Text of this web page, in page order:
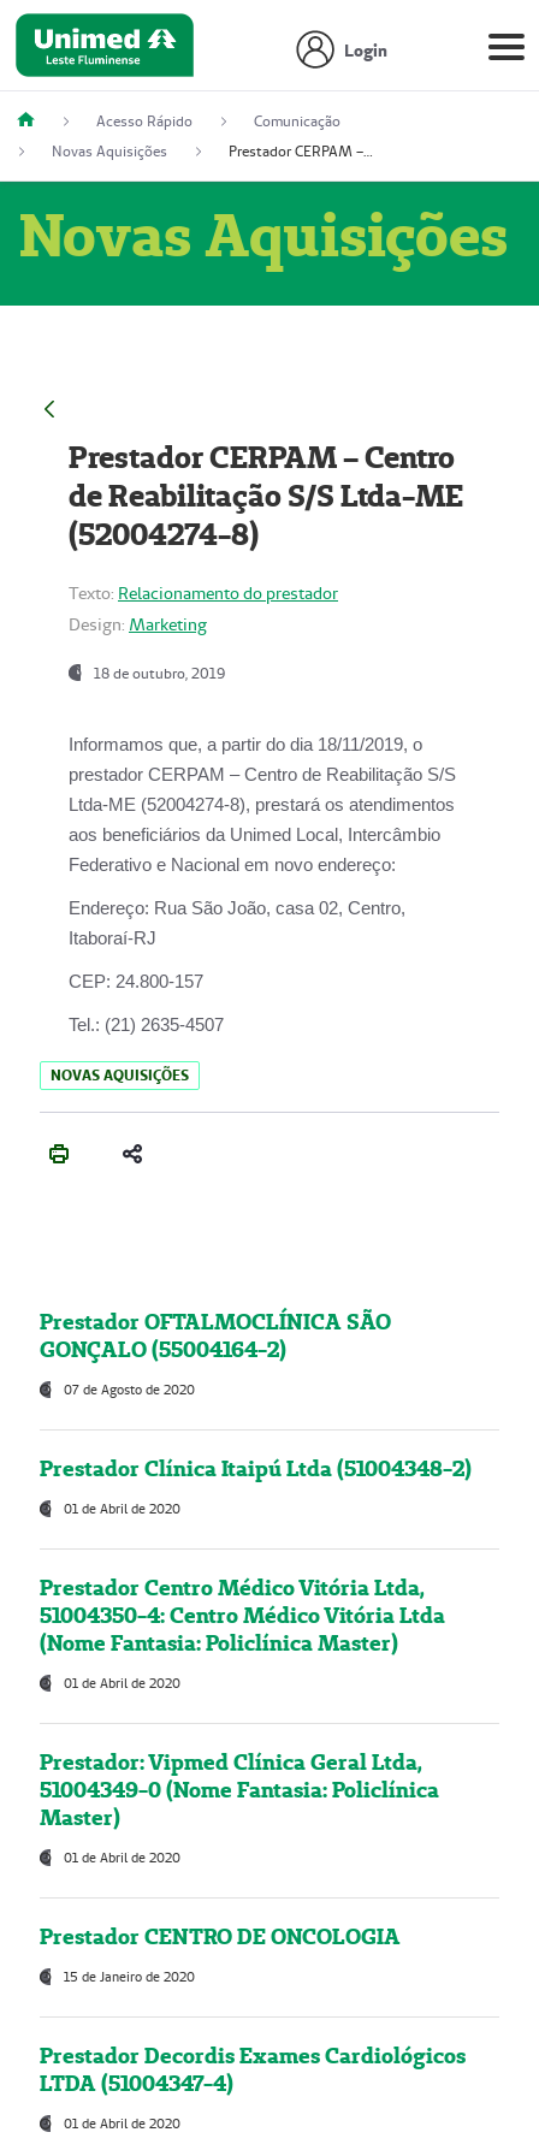
Login
Acesso Rápido
Comunicação
Novas Aquisições
Prestador CERPAM – Centro de Reabilitação S/S Ltda-ME (52004274-8)
Novas Aquisições
Prestador CERPAM – Centro
de Reabilitação S/S Ltda-ME
(52004274-8)
Texto: Relacionamento do prestador
Design: Marketing
18 de outubro, 2019
Informamos que, a partir do dia 18/11/2019, o
prestador CERPAM – Centro de Reabilitação S/S
Ltda-ME (52004274-8), prestará os atendimentos
aos beneficiários da Unimed Local, Intercâmbio
Federativo e Nacional em novo endereço:
Endereço: Rua São João, casa 02, Centro,
Itaboraí-RJ
CEP: 24.800-157
Tel.: (21) 2635-4507
NOVAS AQUISIÇÕES
Prestador OFTALMOCLÍNICA SÃO
GONÇALO (55004164-2)
07 de Agosto de 2020
Prestador Clínica Itaipú Ltda (51004348-2)
01 de Abril de 2020
Prestador Centro Médico Vitória Ltda,
51004350-4: Centro Médico Vitória Ltda
(Nome Fantasia: Policlínica Master)
01 de Abril de 2020
Prestador: Vipmed Clínica Geral Ltda,
51004349-0 (Nome Fantasia: Policlínica
Master)
01 de Abril de 2020
Prestador CENTRO DE ONCOLOGIA
15 de Janeiro de 2020
Prestador Decordis Exames Cardiológicos
LTDA (51004347-4)
01 de Abril de 2020